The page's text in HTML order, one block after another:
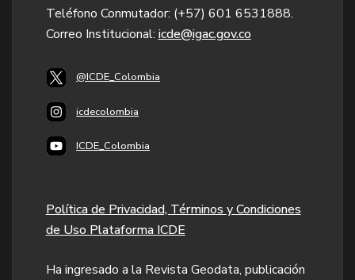
Teléfono Conmutador: (+57) 601 6531888.
Correo Institucional: icde@igac.gov.co​
@ICDE_Colombia
icdecolombia
ICDE_Colombia
Política de Privacidad, Términos y Condiciones
de Uso Plataforma ICDE
Ha ingresado a la Revista Geodata, publicación